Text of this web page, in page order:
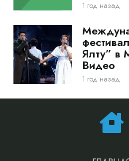
1 год назад
Ялту” в
Видео
1 год назад